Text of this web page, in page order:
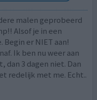
malen geprobeerd
Alsof je in een
er NIET aan!
Ik ben nu weer aan
dan 3 dagen niet. Dan
redelijk met me. Echt..